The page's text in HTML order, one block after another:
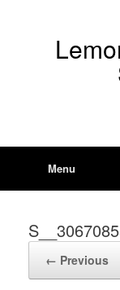
Menu
← Previous